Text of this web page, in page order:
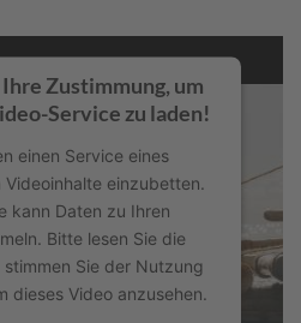
Zustimmung, um
Service zu laden!
einen Service eines
einzubetten.
kann Daten zu Ihren
Bitte lesen Sie die
Sie der Nutzung
dieses Video anzusehen.